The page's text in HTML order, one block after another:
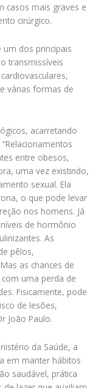
casos mais graves e
cirúrgico.
um dos principais
transmissíveis
várias formas de
acarretando
entre obesos,
uma vez existindo,
sexual. Ela
o que pode levar
nos homens. Já
de hormônio
As
pêlos,
as chances de
uma perda de
Fisicamente, pode
de lesões,
João Paulo.
da Saúde, a
em manter hábitos
saudável, prática